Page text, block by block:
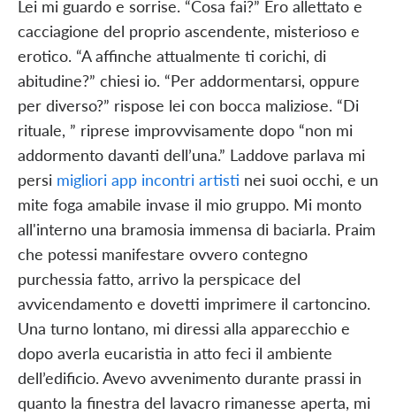
Lei mi guardo e sorrise. “Cosa fai?” Ero allettato e
cacciagione del proprio ascendente, misterioso e
erotico. “A affinche attualmente ti corichi, di
abitudine?” chiesi io. “Per addormentarsi, oppure
per diverso?” rispose lei con bocca maliziose. “Di
rituale, ” riprese improvvisamente dopo “non mi
addormento davanti dell’una.” Laddove parlava mi
persi migliori app incontri artisti nei suoi occhi, e un
mite foga amabile invase il mio gruppo. Mi monto
all'interno una bramosia immensa di baciarla. Praim
che potessi manifestare ovvero contegno
purchessia fatto, arrivo la perspicace del
avvicendamento e dovetti imprimere il cartoncino.
Una turno lontano, mi diressi alla apparecchio e
dopo averla eucaristia in atto feci il ambiente
dell’edificio. Avevo avvenimento durante prassi in
quanto la finestra del lavacro rimanesse aperta, mi